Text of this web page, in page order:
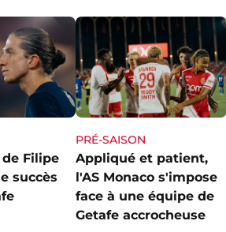
Filipe
succès
PRÉ-SAISON
Appliqué et patient,
l'AS Monaco s'impose
face à une équipe de
Getafe accrocheuse